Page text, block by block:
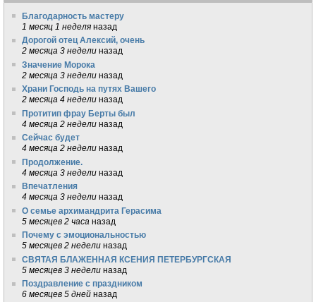
Благодарность мастеру
1 месяц 1 неделя назад
Дорогой отец Алексий, очень
2 месяца 3 недели назад
Значение Морока
2 месяца 3 недели назад
Храни Господь на путях Вашего
2 месяца 4 недели назад
Протитип фрау Берты был
4 месяца 2 недели назад
Сейчас будет
4 месяца 2 недели назад
Продолжение.
4 месяца 3 недели назад
Впечатления
4 месяца 3 недели назад
О семье архимандрита Герасима
5 месяцев 2 часа назад
Почему с эмоциональностью
5 месяцев 2 недели назад
СВЯТАЯ БЛАЖЕННАЯ КСЕНИЯ ПЕТЕРБУРГСКАЯ
5 месяцев 3 недели назад
Поздравление с праздником
6 месяцев 5 дней назад